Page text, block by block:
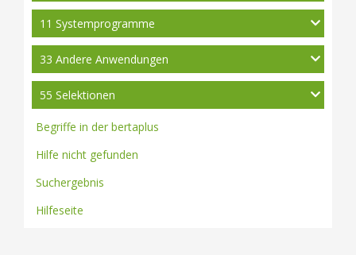
11 Systemprogramme
33 Andere Anwendungen
55 Selektionen
Begriffe in der bertaplus
Hilfe nicht gefunden
Suchergebnis
Hilfeseite